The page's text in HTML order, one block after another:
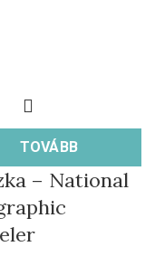
TOVÁBB
– National